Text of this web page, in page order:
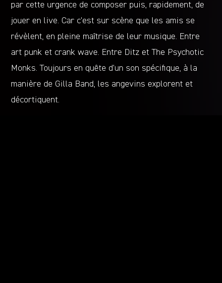
par cette urgence de composer puis, rapidement, de
jouer en live. Car c’est sur scène que les amis se
révèlent, en pleine maîtrise de leur musique. Entre
art punk et crank wave. Entre Ditz et The Psychotic
Monks. Toujours en quête d’un son spécifique, à la
manière de Gilla Band, les angevins explorent et
décortiquent.